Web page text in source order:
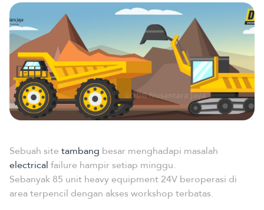
Sebuah site tambang besar menghadapi masalah
electrical failure hampir setiap minggu.
Sebanyak 85 unit heavy equipment 24V beroperasi di
area terpencil dengan akses workshop terbatas.